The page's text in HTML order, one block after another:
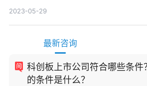
2023-05-29
最新咨询
科创板上市公司符合哪些条件
的条件是什么？